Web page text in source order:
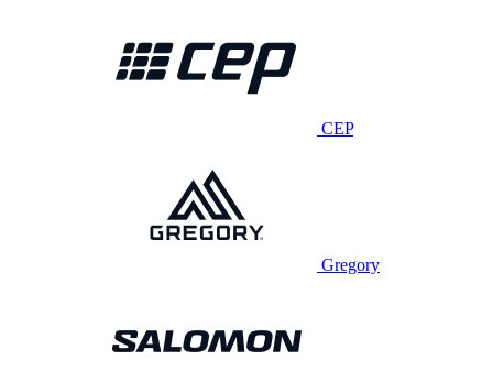
CEP
Gregory